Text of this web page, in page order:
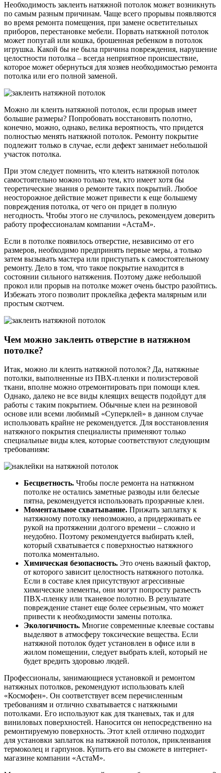
Необходимость заклеить натяжной потолок может возникнуть
по самым разным причинам. Чаще всего прорывы появляются
во время ремонта помещения, при замене осветительных
приборов, перестановке мебели. Порвать натяжной потолок
может попугай или кошка, брошенная ребенком в потолок
игрушка. Какой бы не была причина повреждения, нарушение
целостности потолка – всегда неприятное происшествие,
которое может обернуться для хозяев необходимостью ремонта
потолка или его полной заменой.
Можно ли клеить натяжной потолок, если прорыв имеет
большие размеры? Попробовать восстановить полотно,
конечно, можно, однако, велика вероятность, что придется
полностью менять натяжной потолок. Ремонту покрытие
подлежит только в случае, если дефект занимает небольшой
участок потолка.
При этом следует помнить, что клеить натяжной потолок
самостоятельно можно только тем, кто имеет хотя бы
теоретические знания о ремонте таких покрытий. Любое
неосторожное действие может привести к еще большему
повреждения потолка, от чего он придет в полную
негодность. Чтобы этого не случилось, рекомендуем доверить
работу профессионалам компании «АстаМ».
Если в потолке появилось отверстие, независимо от его
размеров, необходимо предпринять первые меры, а только
затем вызывать мастера или приступать к самостоятельному
ремонту. Дело в том, что такое покрытие находится в
состоянии сильного натяжения. Поэтому даже небольшой
прокол или прорыв на потолке может очень быстро разойтись.
Избежать этого позволит проклейка дефекта малярным или
простым скотчем.
Чем можно заклеить отверстие в натяжном
потолке?
Итак, можно ли клеить натяжной потолок? Да, натяжные
потолки, выполненные из ПВХ-пленки и полиэстеровой
ткани, вполне можно отремонтировать при помощи клея.
Однако, далеко не все виды клеящих веществ подойдут для
работы с таким покрытием. Обычные клеи на резиновой
основе или всеми любимый «Суперклей» в данном случае
использовать крайне не рекомендуется. Для восстановления
натяжного покрытия специалисты применяют только
специальные виды клея, которые соответствуют следующим
требованиям:
Бесцветность. Чтобы после ремонта на натяжном
потолке не остались заметные разводы или белесые
пятна, рекомендуется использовать прозрачные клеи.
Моментальное схватывание. Прижать заплатку к
натяжному потолку невозможно, а придерживать ее
рукой на протяжении долгого времени – сложно и
неудобно. Поэтому рекомендуется выбирать клей,
который схватывается с поверхностью натяжного
потолка моментально.
Химическая безопасность. Это очень важный фактор,
от которого зависит целостность натяжного потолка.
Если в составе клея присутствуют агрессивные
химические элементы, они могут попросту разъесть
ПВХ-пленку или тканевое полотно. В результате
повреждение станет еще более серьезным, что может
привести к необходимости замены потолка.
Экологичность. Многие современные клеевые составы
выделяют в атмосферу токсические вещества. Если
натяжной потолок будет установлен в офисе или в
жилом помещении, следует выбрать клей, который не
будет вредить здоровью людей.
Профессионалы, занимающиеся установкой и ремонтом
натяжных потолков, рекомендуют использовать клей
«Космофен». Он соответствует всем перечисленным
требованиям и отлично схватывается с натяжными
потолками. Его используют как для тканевых, так и для
виниловых поверхностей. Наносится он непосредственно на
ремонтируемую поверхность. Этот клей отлично подходит
для установки заплаток на натяжной потолок, приклеивания
термоколец и гарпунов. Купить его вы сможете в интернет-
магазине компании «АстаМ».